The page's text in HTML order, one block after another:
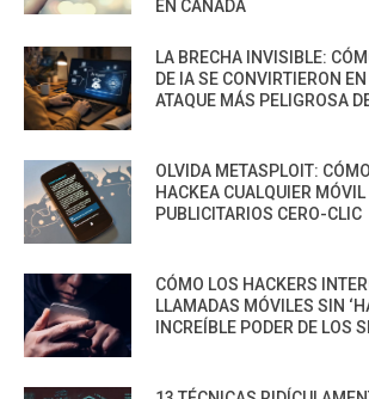
EN CANADÁ
LA BRECHA INVISIBLE:
DE IA SE CONVIRTIERON
ATAQUE MÁS PELIGROSA
OLVIDA METASPLOIT:
HACKEA CUALQUIER MÓVIL
PUBLICITARIOS CERO-CLIC
CÓMO LOS HACKERS
LLAMADAS MÓVILES SIN
INCREÍBLE PODER DE LOS